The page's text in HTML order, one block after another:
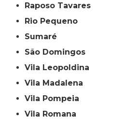
Raposo Tavares
Rio Pequeno
Sumaré
São Domingos
Vila Leopoldina
Vila Madalena
Vila Pompeia
Vila Romana